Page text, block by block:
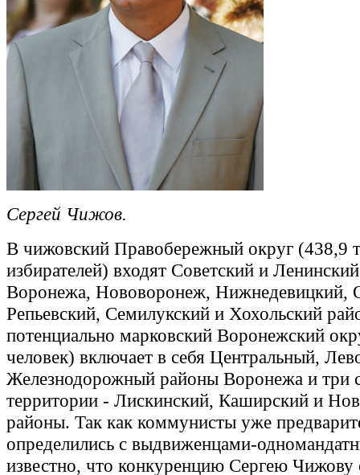
Сергей Чижов.
В чижовский Правобережный округ (438,9
избирателей) входят Советский и
Воронежа, Нововоронеж, Нижнедевицкий,
Репьевский, Семилукский и Хохольский
потенциально марковский Воронежский
человек) включает в себя Центральный,
Железнодорожный районы Воронежа и три
территории - Лискинский, Каширский и
районы. Так как коммунисты уже
определились с выдвиженцами-
известно, что конкуренцию Сергею Чижову